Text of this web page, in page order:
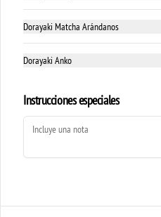
Política de privacidad
Redes sociales
Mi cuenta
Iniciar sesión
Dorayaki Matcha Arándanos
Dorayaki Anko
Instrucciones especiales